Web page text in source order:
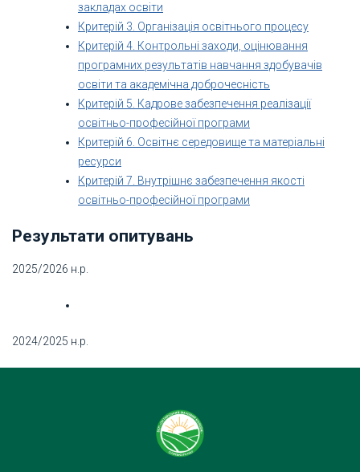
закладах освіти
Критерій 3. Організація освітнього процесу
Критерій 4. Контрольні заходи, оцінювання
програмних результатів навчання здобувачів
освіти та академічна доброчесність
Критерій 5. Кадрове забезпечення реалізації
освітньо-професійної програми
Критерій 6. Освітнє середовище та матеріальні
ресурси
Критерій 7. Внутрішнє забезпечення якості
освітньо-професійної програми
Результати опитувань
2025/2026 н.р.
2024/2025 н.р.